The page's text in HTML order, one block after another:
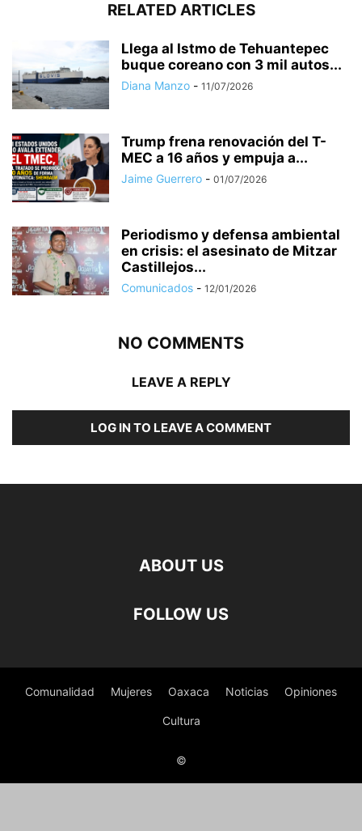
RELATED ARTICLES
Llega al Istmo de Tehuantepec
buque coreano con 3 mil autos...
Diana Manzo - 11/07/2026
Trump frena renovación del T-
MEC a 16 años y empuja a...
Jaime Guerrero - 01/07/2026
Periodismo y defensa ambiental
en crisis: el asesinato de Mitzar
Castillejos...
Comunicados - 12/01/2026
NO COMMENTS
LEAVE A REPLY
LOG IN TO LEAVE A COMMENT
ABOUT US
FOLLOW US
Comunalidad Mujeres Oaxaca Noticias Opiniones
Cultura
©